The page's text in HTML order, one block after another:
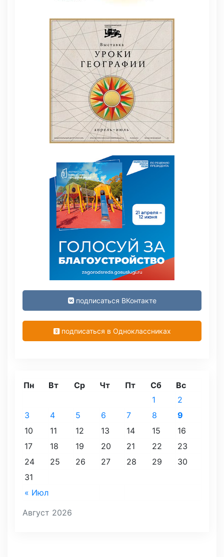
подписаться ВКонтакте
подписаться в Одноклассниках
Август 2026
Пн Вт Ср Чт Пт Сб Вс
« Июл
1
2
3
4 5 6 7 8
9
10
11 12 13 14 15
16
17
18 19 20 21 22
23
24
25 26 27 28 29
30
31